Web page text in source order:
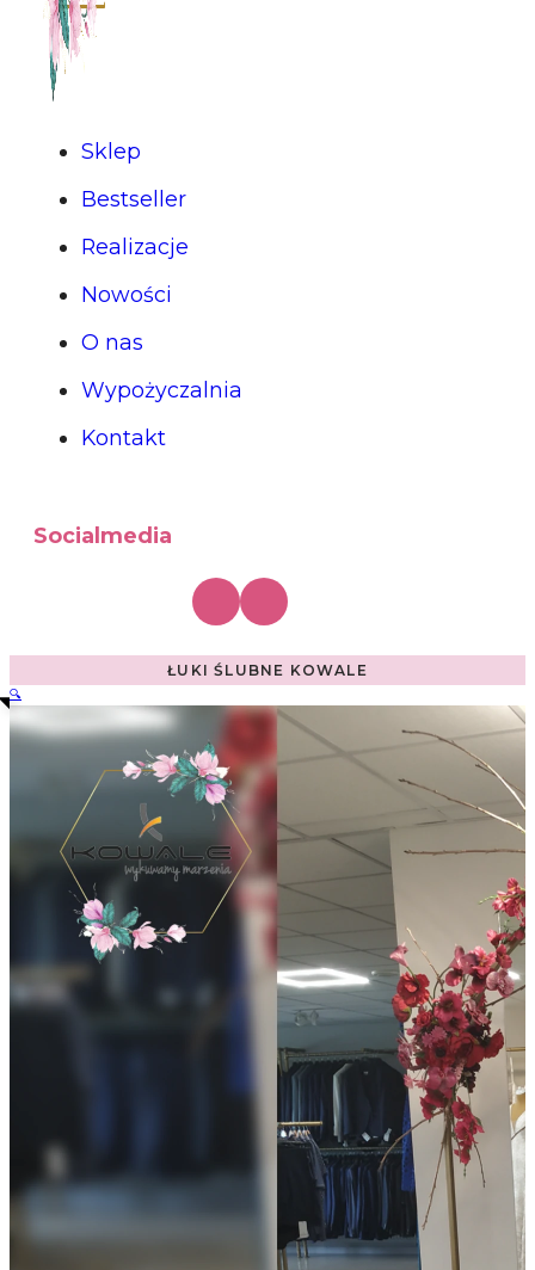
Sklep
Bestseller
Realizacje
Nowości
O nas
Wypożyczalnia
Kontakt
Socialmedia
ŁUKI ŚLUBNE KOWALE
🔍